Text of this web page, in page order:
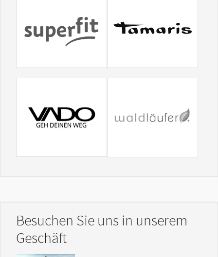
Besuchen Sie uns in unserem
Geschäft